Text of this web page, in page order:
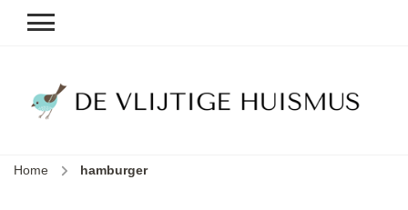
Home hamburger